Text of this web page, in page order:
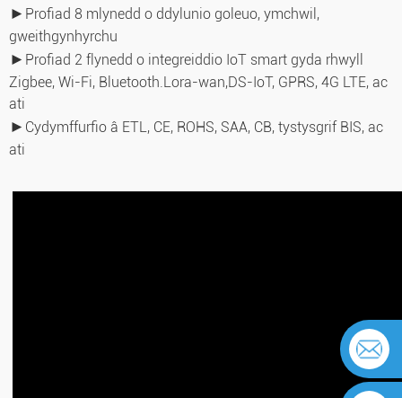
► Profiad 8 mlynedd o ddylunio goleuo, ymchwil,
gweithgynhyrchu
► Profiad 2 flynedd o integreiddio IoT smart gyda rhwyll
Zigbee, Wi-Fi, Bluetooth.Lora-wan,DS-IoT, GPRS, 4G LTE, ac
ati
► Cydymffurfio â ETL, CE, ROHS, SAA, CB, tystysgrif BIS, ac
ati